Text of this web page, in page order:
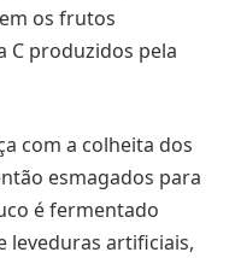
os frutos
C produzidos pela
com a colheita dos
esmagados para
é fermentado
leveduras artificiais,